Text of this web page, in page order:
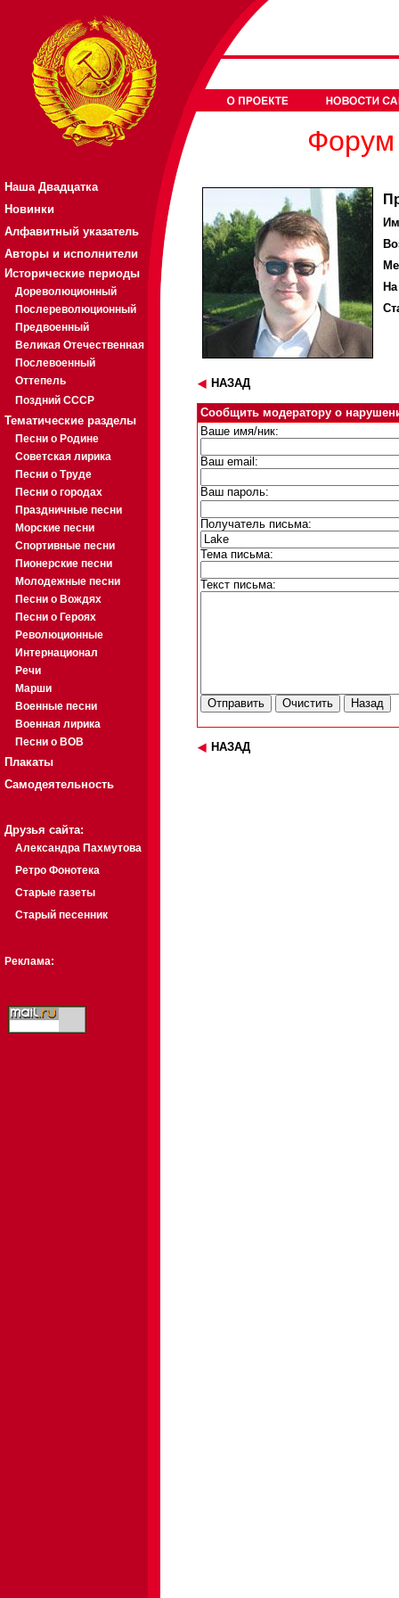
Наша Двадцатка
Новинки
Алфавитный указатель
Авторы и исполнители
Исторические периоды
Дореволюционный
Послереволюционный
Предвоенный
Великая Отечественная
Послевоенный
Оттепель
Поздний СССР
Тематические разделы
Песни о Родине
Советская лирика
Песни о Труде
Песни о городах
Праздничные песни
Морские песни
Спортивные песни
Пионерские песни
Молодежные песни
Песни о Вождях
Песни о Героях
Революционные
Интернационал
Речи
Марши
Военные песни
Военная лирика
Песни о ВОВ
Плакаты
Самодеятельность
Друзья сайта:
Александра Пахмутова
Ретро Фонотека
Старые газеты
Старый песенник
Реклама:
Форум
НАЗАД
Сообщить модератору о
Ваше имя/ник:
Ваш email:
Ваш пароль:
Получатель письма:
Тема письма:
Текст письма:
НАЗАД